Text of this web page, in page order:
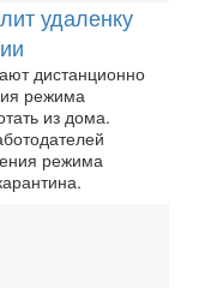
удаленку
дистанционно
режима
из дома.
режима